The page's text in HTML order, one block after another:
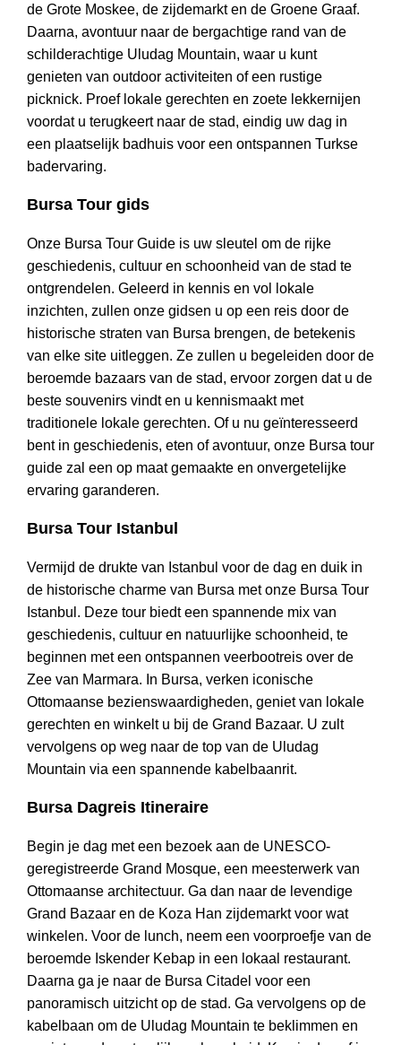
de Grote Moskee, de zijdemarkt en de Groene Graaf.
Daarna, avontuur naar de bergachtige rand van de
schilderachtige Uludag Mountain, waar u kunt
genieten van outdoor activiteiten of een rustige
picknick. Proef lokale gerechten en zoete lekkernijen
voordat u terugkeert naar de stad, eindig uw dag in
een plaatselijk badhuis voor een ontspannen Turkse
badervaring.
Bursa Tour gids
Onze Bursa Tour Guide is uw sleutel om de rijke
geschiedenis, cultuur en schoonheid van de stad te
ontgrendelen. Geleerd in kennis en vol lokale
inzichten, zullen onze gidsen u op een reis door de
historische straten van Bursa brengen, de betekenis
van elke site uitleggen. Ze zullen u begeleiden door de
beroemde bazaars van de stad, ervoor zorgen dat u de
beste souvenirs vindt en u kennismaakt met
traditionele lokale gerechten. Of u nu geïnteresseerd
bent in geschiedenis, eten of avontuur, onze Bursa tour
guide zal een op maat gemaakte en onvergetelijke
ervaring garanderen.
Bursa Tour Istanbul
Vermijd de drukte van Istanbul voor de dag en duik in
de historische charme van Bursa met onze Bursa Tour
Istanbul. Deze tour biedt een spannende mix van
geschiedenis, cultuur en natuurlijke schoonheid, te
beginnen met een ontspannen veerbootreis over de
Zee van Marmara. In Bursa, verken iconische
Ottomaanse bezienswaardigheden, geniet van lokale
gerechten en winkelt u bij de Grand Bazaar. U zult
vervolgens op weg naar de top van de Uludag
Mountain via een spannende kabelbaanrit.
Bursa Dagreis Itineraire
Begin je dag met een bezoek aan de UNESCO-
geregistreerde Grand Mosque, een meesterwerk van
Ottomaanse architectuur. Ga dan naar de levendige
Grand Bazaar en de Koza Han zijdemarkt voor wat
winkelen. Voor de lunch, neem een voorproefje van de
beroemde Iskender Kebap in een lokaal restaurant.
Daarna ga je naar de Bursa Citadel voor een
panoramisch uitzicht op de stad. Ga vervolgens op de
kabelbaan om de Uludag Mountain te beklimmen en